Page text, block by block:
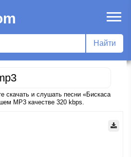
скачать и слушать песни «Бискаса
MP3 качестве 320 kbps.